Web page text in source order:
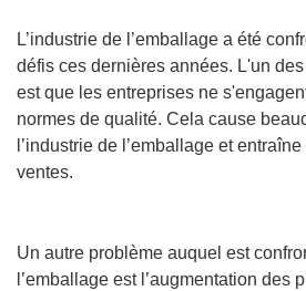
L’industrie de l’emballage a été
défis ces dernières années. L'un
est que les entreprises ne
normes de qualité. Cela cause
l’industrie de l’emballage et
ventes.
Un autre problème auquel est
l’emballage est l’augmentation des